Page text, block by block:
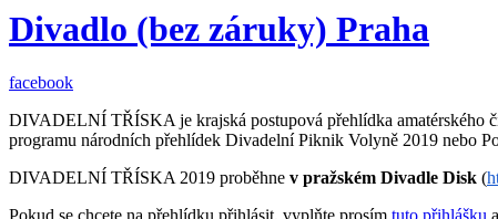
Divadlo (bez záruky) Praha
facebook
DIVADELNÍ TŘÍSKA je krajská postupová přehlídka amatérského
programu národních přehlídek Divadelní Piknik Volyně 2019 nebo
DIVADELNÍ TŘÍSKA 2019 proběhne v pražském Divadle Disk (